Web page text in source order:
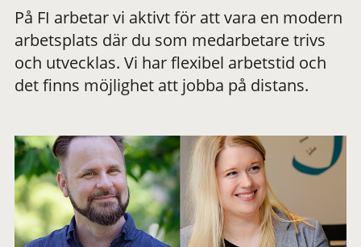
meningsfull och
flexibel
På FI arbetar vi aktivt för att vara en modern
arbetsplats där du som medarbetare trivs
och utvecklas. Vi har flexibel arbetstid och
det finns möjlighet att jobba på distans.